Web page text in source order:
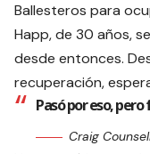
Ballesteros para
Happ, de 30 años,
desde entonces.
recuperación,
Pasó por eso,
Craig